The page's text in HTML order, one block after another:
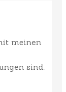
meinen
sind.